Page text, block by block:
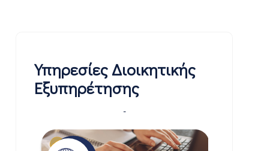
Υπηρεσίες Διοικητικής
Εξυπηρέτησης
-